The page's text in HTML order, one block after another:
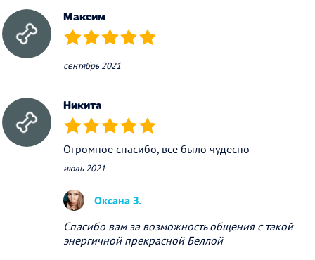
Максим
(*) (*) (*) (*) (*)
сентябрь 2021
Никита
(*) (*) (*) (*) (*)
Огромное спасибо, все было чудесно
июль 2021
Оксана З.
Спасибо вам за возможность общения с такой
энергичной прекрасной Беллой